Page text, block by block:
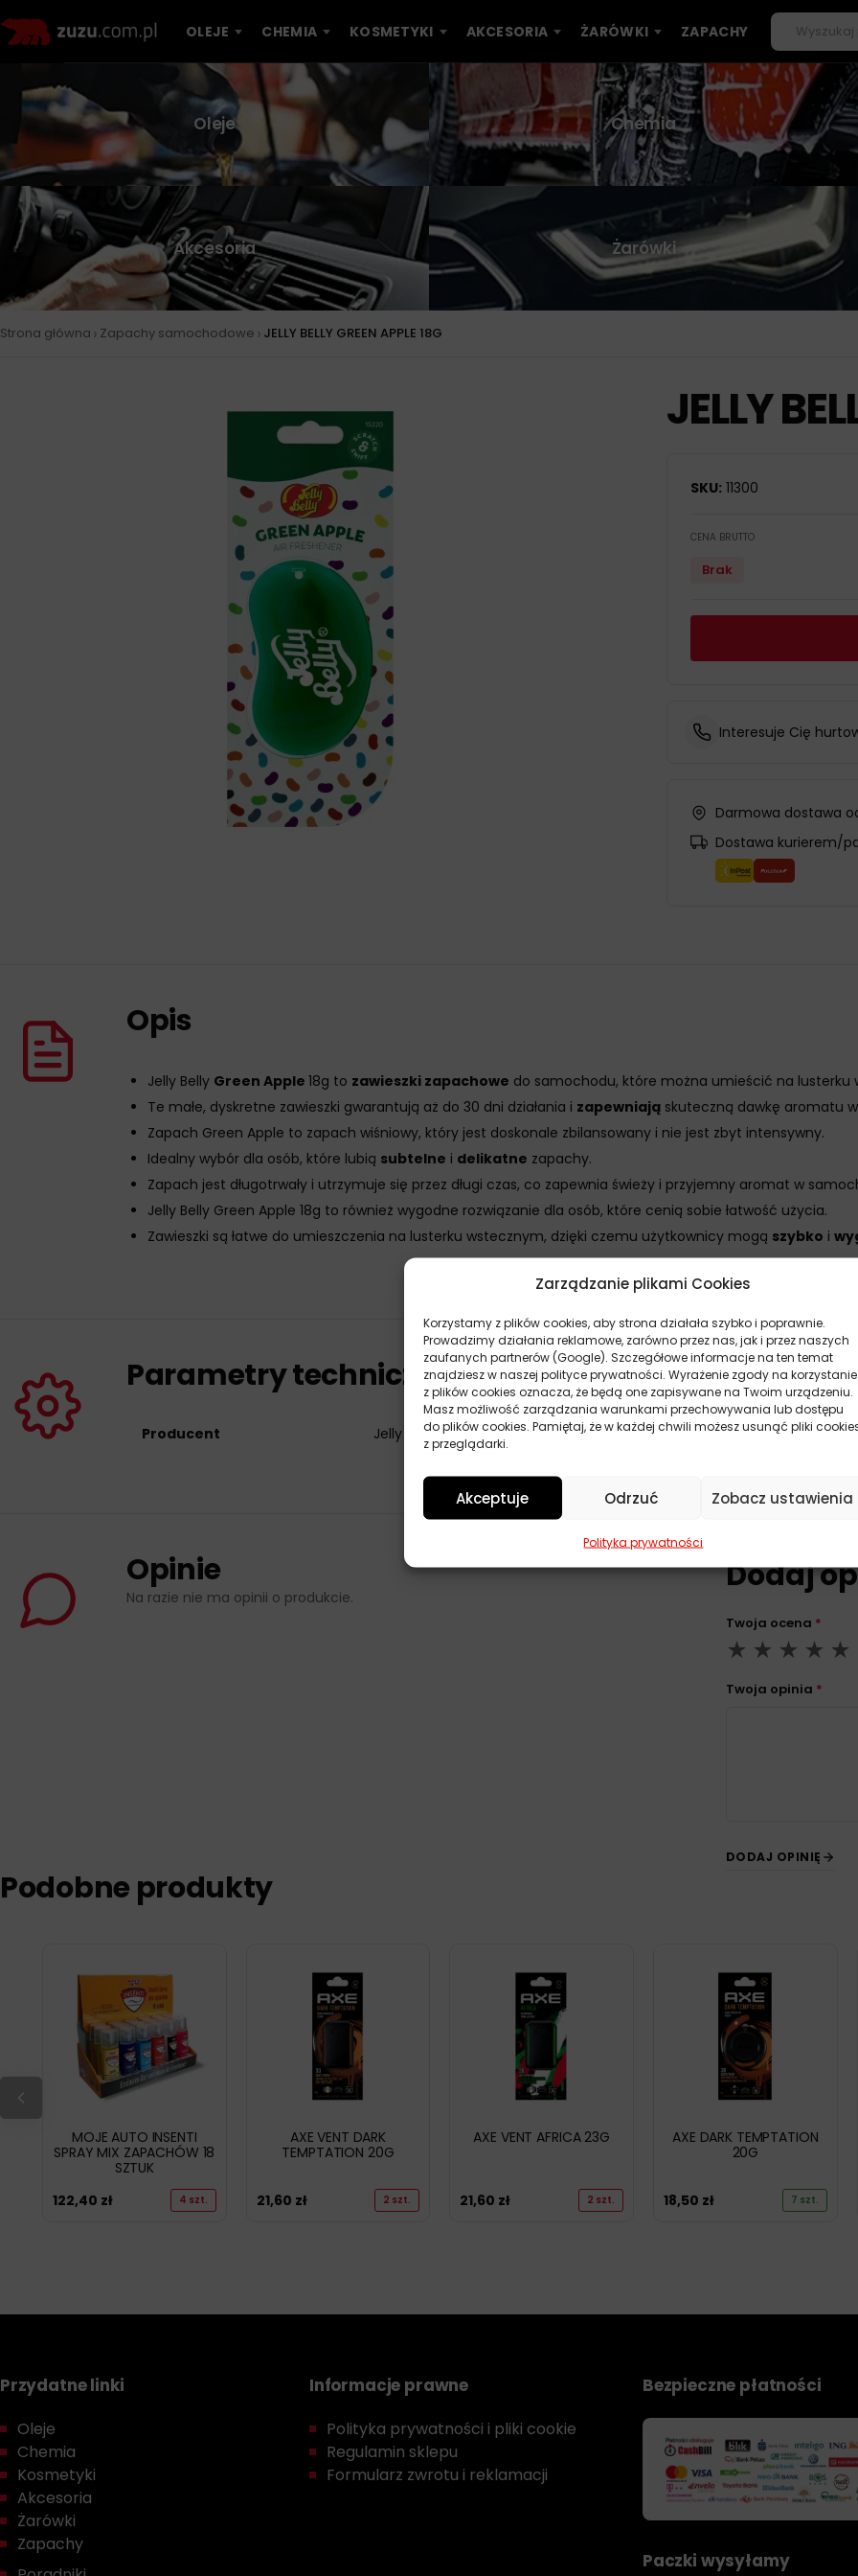
Zarządzanie plikami Cookies
Korzystamy z plików cookies, aby strona działała szybko i poprawnie.
Prowadzimy działania reklamowe, zarówno przez nas, jak i przez naszych
zaufanych partnerów (Google). Szczegółowe informacje na ten temat
znajdziesz w naszej polityce prywatności. Wyrażenie zgody na korzystanie
z plików cookies oznacza, że będą one zapisywane na Twoim urządzeniu.
Masz możliwość zarządzania warunkami przechowywania lub dostępu
do plików cookies. Pamiętaj, że w każdej chwili możesz usunąć pliki
z przeglądarki.
Akceptuje Odrzuć Zobacz ustawienia
Polityka prywatności
OLEJE CHEMIA KOSMETYKI AKCESORIA ŻARÓWKI ZAPACHY
Oleje Chemia
Akcesoria Żarówki
Strona główna › Zapachy samochodowe › JELLY BELLY GREEN APPLE 18G
JELLY
SKU: 11300
CENA BRUTTO
Brak
Interesuje Cię
Darmowa dostawa
Dostawa kurierem/
Opis
Jelly Belly Green Apple 18g to zawieszki zapachowe do samochodu, które można umieścić na lusterku
Te małe, dyskretne zawieszki gwarantują aż do 30 dni działania i zapewniają skuteczną dawkę aromatu
Zapach Green Apple to zapach wiśniowy, który jest doskonale zbilansowany i nie jest zbyt intensywny.
Idealny wybór dla osób, które lubią subtelne i delikatne zapachy.
Zapach jest długotrwały i utrzymuje się przez długi czas, co zapewnia świeży i przyjemny aromat w
Jelly Belly Green Apple 18g to również wygodne rozwiązanie dla osób, które cenią sobie łatwość użycia.
Zawieszki są łatwe do umieszczenia na lusterku wstecznym, dzięki czemu użytkownicy mogą szybko i
Parametry techniczne
Producent Jelly Belly
Opinie
Na razie nie ma opinii o produkcie.
Dodaj
Twoja ocena *
Twoja opinia *
DODAJ OPINIĘ
Podobne produkty
MOJE AUTO INSENTI
SPRAY MIX ZAPACHÓW 18
SZTUK
122,40 zł 4 szt.
AXE VENT DARK
TEMPTATION 20G
21,60 zł 2 szt.
AXE VENT AFRICA 23G
21,60 zł 2 szt.
AXE DARK TEMPTATION
20G
18,50 zł 7 szt.
Przydatne linki
Oleje
Chemia
Kosmetyki
Akcesoria
Żarówki
Zapachy
Informacje prawne
Polityka prywatności i pliki cookie
Regulamin sklepu
Formularz zwrotu i reklamacji
Bezpieczne płatności
Paczki wysyłamy